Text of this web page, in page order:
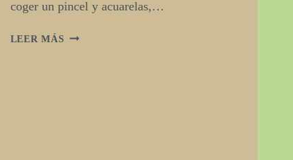
coger un pincel y acuarelas,…
LEER MÁS